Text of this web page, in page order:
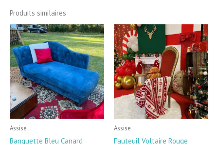
Produits similaires
Assise
Banquette Bleu Canard
Assise
Fauteuil Voltaire Rouge